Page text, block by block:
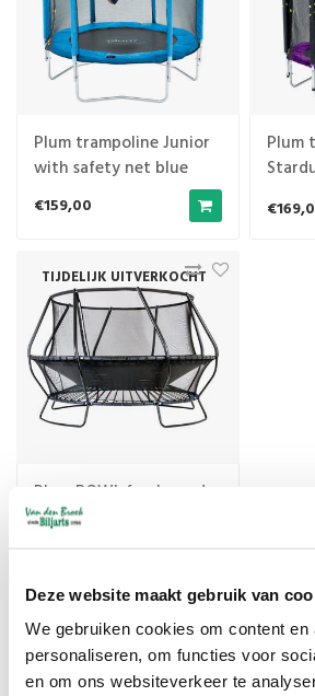
Deze website maakt gebruik van
We gebruiken cookies om content en
personaliseren, om functies voor
en om ons websiteverkeer te
Plum trampoline Junior
with safety net blue
4.5ft
€159,00
Plum
TIJDELIJK UITVERKOCHT
Plum BOWL freebound
trampoline
€1.745,00
Popularity